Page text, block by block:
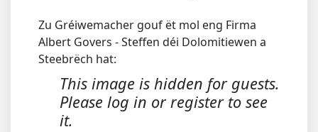
Zu Gréiwemacher gouf ët mol eng Firma
Albert Govers - Steffen déi Dolomitiewen a
Steebrëch hat:
This image is hidden for guests.
Please log in or register to see
it.